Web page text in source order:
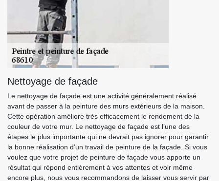
Nettoyage de façade
Le nettoyage de façade est une activité généralement réalisé
avant de passer à la peinture des murs extérieurs de la maison.
Cette opération améliore très efficacement le rendement de la
couleur de votre mur. Le nettoyage de façade est l’une des
étapes le plus importante qui ne devrait pas ignorer pour garantir
la bonne réalisation d’un travail de peinture de la façade. Si vous
voulez que votre projet de peinture de façade vous apporte un
résultat qui répond entièrement à vos attentes et voir même
encore plus, nous vous recommandons de laisser vous servir par